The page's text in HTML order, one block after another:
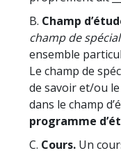
B. Champ
champ de
ensemble
Le champ de
de savoir et/ou
dans le champ
programme
C. Cours. Un